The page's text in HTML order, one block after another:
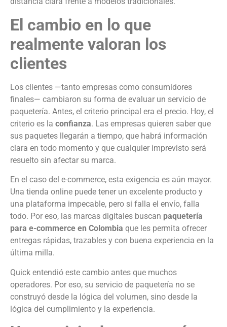
El cambio en lo que
realmente valoran los
clientes
Los clientes —tanto empresas como consumidores
finales— cambiaron su forma de evaluar un servicio de
paquetería. Antes, el criterio principal era el precio. Hoy, el
criterio es la confianza. Las empresas quieren saber que
sus paquetes llegarán a tiempo, que habrá información
clara en todo momento y que cualquier imprevisto será
resuelto sin afectar su marca.
En el caso del e-commerce, esta exigencia es aún mayor.
Una tienda online puede tener un excelente producto y
una plataforma impecable, pero si falla el envío, falla
todo. Por eso, las marcas digitales buscan paquetería
para e-commerce en Colombia que les permita ofrecer
entregas rápidas, trazables y con buena experiencia en la
última milla.
Quick entendió este cambio antes que muchos
operadores. Por eso, su servicio de paquetería no se
construyó desde la lógica del volumen, sino desde la
lógica del cumplimiento y la experiencia.